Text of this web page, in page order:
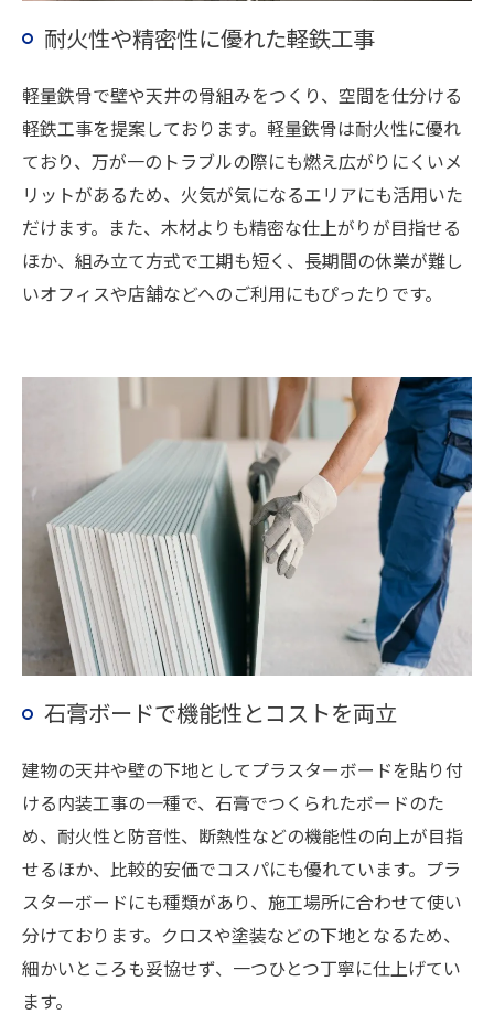
耐火性や精密性に優れた軽鉄工事
軽量鉄骨で壁や天井の骨組みをつくり、空間を仕分ける
軽鉄工事を提案しております。軽量鉄骨は耐火性に優れ
ており、万が一のトラブルの際にも燃え広がりにくいメ
リットがあるため、火気が気になるエリアにも活用いた
だけます。また、木材よりも精密な仕上がりが目指せる
ほか、組み立て方式で工期も短く、長期間の休業が難し
いオフィスや店舗などへのご利用にもぴったりです。
石膏ボードで機能性とコストを両立
建物の天井や壁の下地としてプラスターボードを貼り付
ける内装工事の一種で、石膏でつくられたボードのた
め、耐火性と防音性、断熱性などの機能性の向上が目指
せるほか、比較的安価でコスパにも優れています。プラ
スターボードにも種類があり、施工場所に合わせて使い
分けております。クロスや塗装などの下地となるため、
細かいところも妥協せず、一つひとつ丁寧に仕上げてい
ます。